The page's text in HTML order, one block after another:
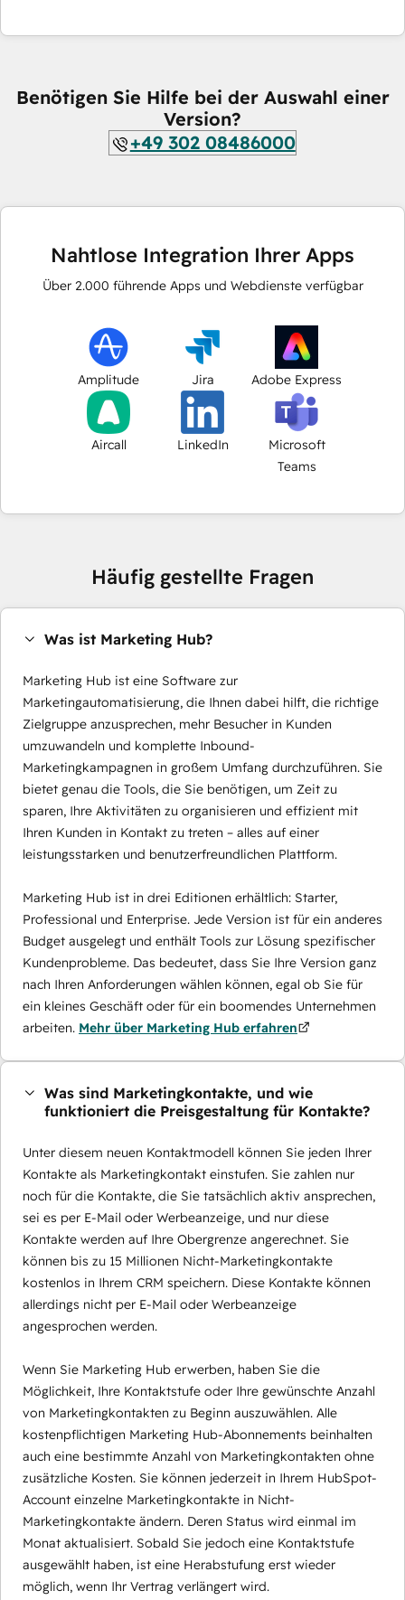
Benötigen Sie Hilfe bei der Auswahl einer
Version?
+49 302 08486000
Nahtlose Integration Ihrer Apps
Über 2.000 führende Apps und Webdienste verfügbar
Amplitude Jira Adobe Express
Aircall LinkedIn
Microsoft
Teams
Häufig gestellte Fragen
Was ist Marketing Hub?
Marketing Hub ist eine Software zur
Marketingautomatisierung, die Ihnen dabei hilft, die richtige
Zielgruppe anzusprechen, mehr Besucher in Kunden
umzuwandeln und komplette Inbound-
Marketingkampagnen in großem Umfang durchzuführen. Sie
bietet genau die Tools, die Sie benötigen, um Zeit zu
sparen, Ihre Aktivitäten zu organisieren und effizient mit
Ihren Kunden in Kontakt zu treten – alles auf einer
leistungsstarken und benutzerfreundlichen Plattform.
Marketing Hub ist in drei Editionen erhältlich: Starter,
Professional und Enterprise. Jede Version ist für ein anderes
Budget ausgelegt und enthält Tools zur Lösung spezifischer
Kundenprobleme. Das bedeutet, dass Sie Ihre Version ganz
nach Ihren Anforderungen wählen können, egal ob Sie für
ein kleines Geschäft oder für ein boomendes Unternehmen
arbeiten. Mehr über Marketing Hub erfahren
Was sind Marketingkontakte, und wie
funktioniert die Preisgestaltung für Kontakte?
Unter diesem neuen Kontaktmodell können Sie jeden Ihrer
Kontakte als Marketingkontakt einstufen. Sie zahlen nur
noch für die Kontakte, die Sie tatsächlich aktiv ansprechen,
sei es per E-Mail oder Werbeanzeige, und nur diese
Kontakte werden auf Ihre Obergrenze angerechnet. Sie
können bis zu 15 Millionen Nicht-Marketingkontakte
kostenlos in Ihrem CRM speichern. Diese Kontakte können
allerdings nicht per E-Mail oder Werbeanzeige
angesprochen werden.
Wenn Sie Marketing Hub erwerben, haben Sie die
Möglichkeit, Ihre Kontaktstufe oder Ihre gewünschte Anzahl
von Marketingkontakten zu Beginn auszuwählen. Alle
kostenpflichtigen Marketing Hub-Abonnements beinhalten
auch eine bestimmte Anzahl von Marketingkontakten ohne
zusätzliche Kosten. Sie können jederzeit in Ihrem HubSpot-
Account einzelne Marketingkontakte in Nicht-
Marketingkontakte ändern. Deren Status wird einmal im
Monat aktualisiert. Sobald Sie jedoch eine Kontaktstufe
ausgewählt haben, ist eine Herabstufung erst wieder
möglich, wenn Ihr Vertrag verlängert wird.